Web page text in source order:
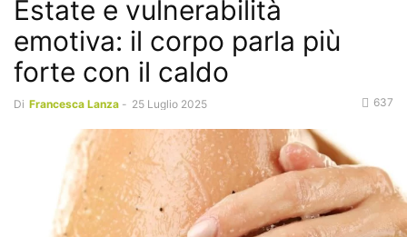
Estate e vulnerabilità
emotiva: il corpo parla più
forte con il caldo
Di Francesca Lanza - 25 Luglio 2025 637